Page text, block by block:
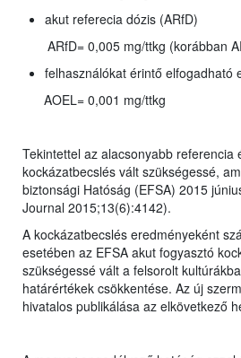
akut referecia dózis (ARfD)
ARfD= 0,005 mg/ttkg (korábban
felhasználókat érintő elfogadható
AOEL= 0,001 mg/ttkg
Tekintettel az alacsonyabb referencia
kockázatbecslés vált szükségessé,
biztonsági Hatóság (EFSA) 2015
Journal 2015;13(6):4142).
A kockázatbecslés eredményeként
esetében az EFSA akut fogyasztó
szükségessé vált a felsorolt
határértékek csökkentése. Az új
hivatalos publikálása az elkövetkező